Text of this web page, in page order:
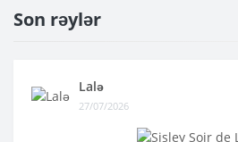
Son rəylər
Lalə
27/07/2026